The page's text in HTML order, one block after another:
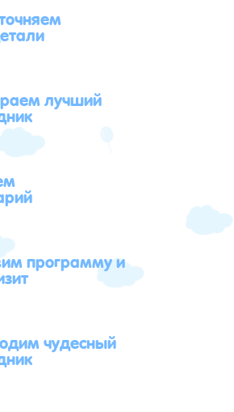
лучший
программу и
чудесный